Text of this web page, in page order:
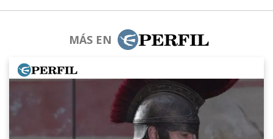
MÁS EN